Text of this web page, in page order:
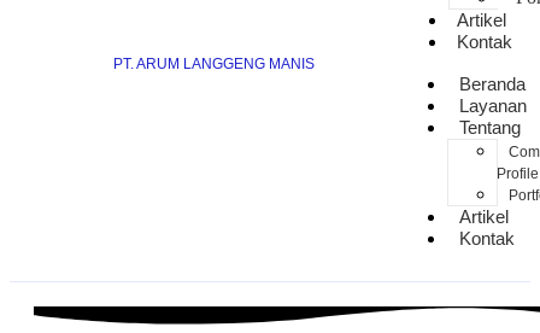
PT. ARUM LANGGENG MANIS
Artikel
Kontak
Beranda
Layanan
Tentang
Profile
Artikel
Kontak